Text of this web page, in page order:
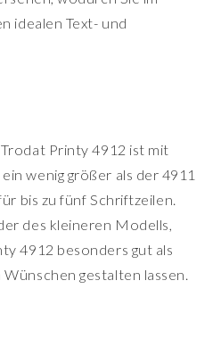
idealen Text- und
Printy 4912 ist mit
wenig größer als der 4911
bis zu fünf Schriftzeilen.
des kleineren Modells,
4912 besonders gut als
gestalten lassen.